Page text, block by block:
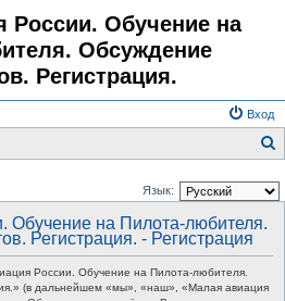
России. Обучение на
Обсуждение
Регистрация.
Вход
Язык:
Обучение на Пилота-любителя.
Регистрация. - Регистрация
России. Обучение на Пилота-любителя.
(в дальнейшем «мы», «наш», «Малая авиация